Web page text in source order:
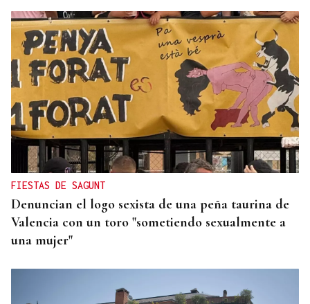
FIESTAS DE SAGUNT
Denuncian el logo sexista de una peña taurina de
Valencia con un toro "sometiendo sexualmente a
una mujer"